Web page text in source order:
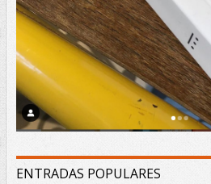
ENTRADAS POPULARES